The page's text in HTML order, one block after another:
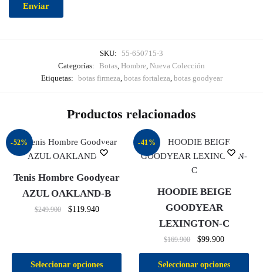
SKU: 55-650715-3
Categorías: Botas, Hombre, Nueva Colección
Etiquetas: botas firmeza, botas fortaleza, botas goodyear
Productos relacionados
-52%
Tenis Hombre Goodyear
AZUL OAKLAND-B
$249.900 $119.940
Seleccionar opciones
-41%
HOODIE BEIGE
GOODYEAR
LEXINGTON-C
$169.900 $99.900
Seleccionar opciones